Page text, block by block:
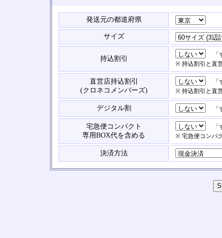
発送元の都道府県
サイズ
持込割引
「
※ 持込割引と直
直営店持込割引
(クロネコメンバーズ)
「
※ 持込割引と直
デジタル割 「
宅急便コンパクト
専用BOX代を含める
「
※ 宅急便コンパ
決済方法